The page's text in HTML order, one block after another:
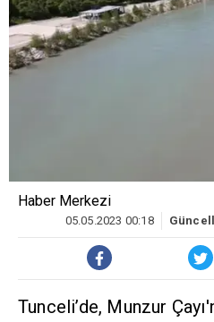
Haber Merkezi
05.05.2023 00:18
Tunceli’de, Munzur